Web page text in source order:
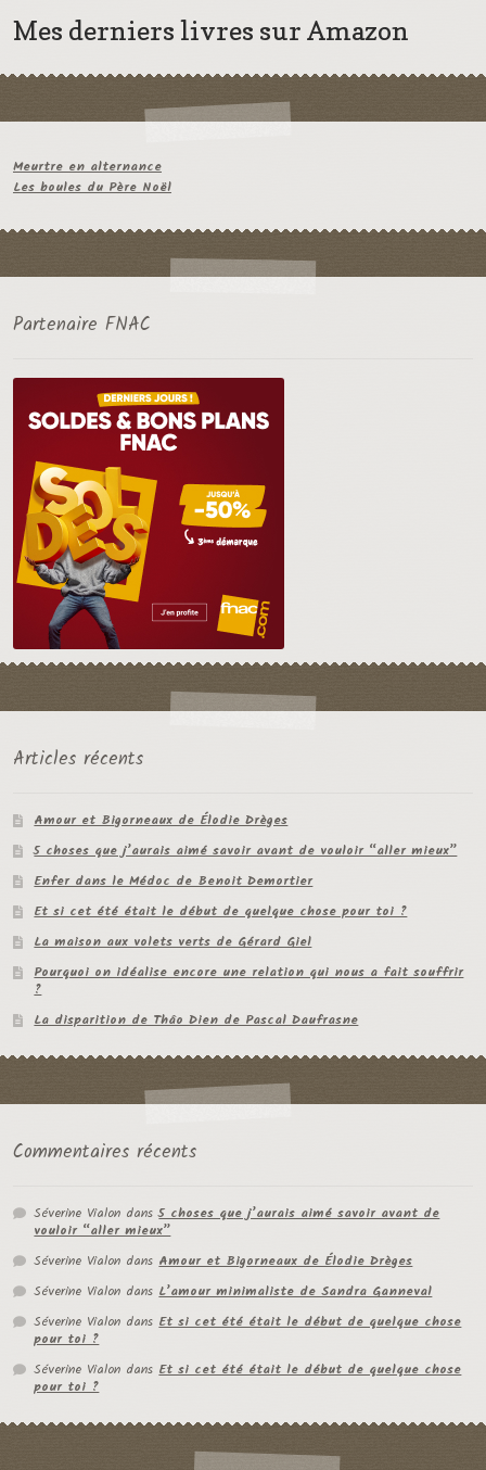
Mes derniers livres sur Amazon
Meurtre en alternance
Les boules du Père Noël
Partenaire FNAC
Articles récents
Amour et Bigorneaux de Élodie Drèges
5 choses que j’aurais aimé savoir avant de vouloir “aller mieux”
Enfer dans le Médoc de Benoit Demortier
Et si cet été était le début de quelque chose pour toi ?
La maison aux volets verts de Gérard Giel
Pourquoi on idéalise encore une relation qui nous a fait souffrir
?
La disparition de Thâo Dien de Pascal Daufrasne
Commentaires récents
Séverine Vialon dans5 choses que j’aurais aimé savoir avant de
vouloir “aller mieux”
Séverine Vialon dansAmour et Bigorneaux de Élodie Drèges
Séverine Vialon dansL’amour minimaliste de Sandra Ganneval
Séverine Vialon dansEt si cet été était le début de quelque chose
pour toi ?
Séverine Vialon dansEt si cet été était le début de quelque chose
pour toi ?